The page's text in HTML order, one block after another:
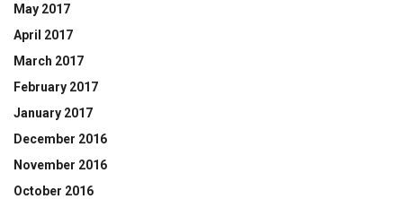
May 2017
April 2017
March 2017
February 2017
January 2017
December 2016
November 2016
October 2016